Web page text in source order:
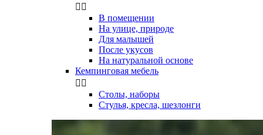
 
В помещении
На улице, природе
Для малышей
После укусов
На натуральной основе
Кемпинговая мебель
 
Столы, наборы
Стулья, кресла, шезлонги